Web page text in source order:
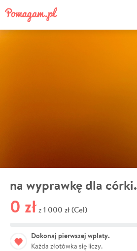
na wyprawkę dla córki.
0 zł z 1 000 zł (Cel)
Dokonaj pierwszej wpłaty.
Każda złotówka się liczy.